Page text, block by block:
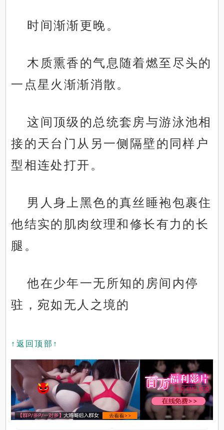
时间渐渐更晚。
木质熏香的气息随着燃至尽头的
一点星火渐渐消散。
这间顶级的总统套房与游泳池相
接的天台门从另一侧隔壁的同样户
型相连处打开。
男人身上黑色的真丝睡袍包裹住
他结实的肌肉纹理和修长有力的长
腿。
他在少年一无所知的房间内停
驻，宛如无人之境的
↑返回顶部↑